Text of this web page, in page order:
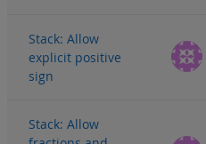
Stack: Allow
explicit positive
sign
Stack: Allow